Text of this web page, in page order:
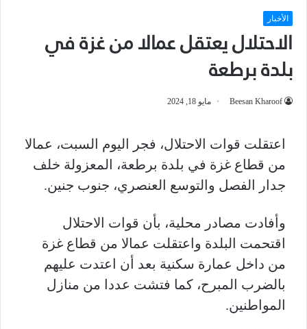
الأخبار
الاحتلال يعتقل عمالا من غزة في
بلدة برطعة
Beesan Kharoof مايو 18, 2024
اعتقلت قوات الاحتلال، فجر اليوم السبت، عمالا
من قطاع غزة في بلدة برطعة، المعزولة خلف
جدار الفصل والتوسع العنصري، جنوب جنين.
وأفادت مصادر محلية، بأن قوات الاحتلال
اقتحمت البلدة واعتقلت عمالا من قطاع غزة
من داخل عمارة سكنية بعد أن اعتدت عليهم
بالضرب المبرح، كما فتشت عددا من منازل
المواطنين.